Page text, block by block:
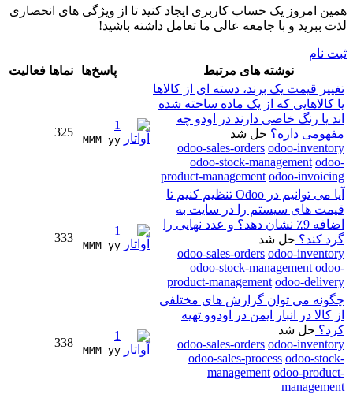
همین امروز یک حساب کاربری ایجاد کنید تا از ویژگی های انحصاری
لذت ببرید و با جامعه عالی ما تعامل داشته باشید!
ثبت نام
نوشته های مرتبط
پاسخ‌ها نماها فعالیت
تغییر قیمت یک برند، دسته ای از کالاها
یا کالاهایی که از یک ماده ساخته شده
اند یا رنگ خاصی دارند در اودو چه
مفهومی داره؟ حل شد
odoo-sales-orders odoo-inventory
odoo-stock-management odoo-
product-management odoo-invoicing
1
MMM yy
325
آیا می توانیم در Odoo تنظیم کنیم تا
قیمت های سیستم را در سایت به
اضافه 9٪ نشان دهد؟ و عدد نهایی را
گرد کند؟ حل شد
odoo-sales-orders odoo-inventory
odoo-stock-management odoo-
product-management odoo-delivery
1
MMM yy
333
چگونه می توان گزارش های مختلفی
از کالا در انبار ایمن در اودوو تهیه
کرد؟ حل شد
odoo-sales-orders odoo-inventory
odoo-sales-process odoo-stock-
management odoo-product-
management
1
MMM yy
338